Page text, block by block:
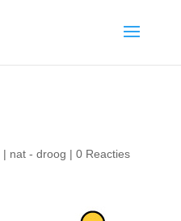
| nat - droog | 0 Reacties